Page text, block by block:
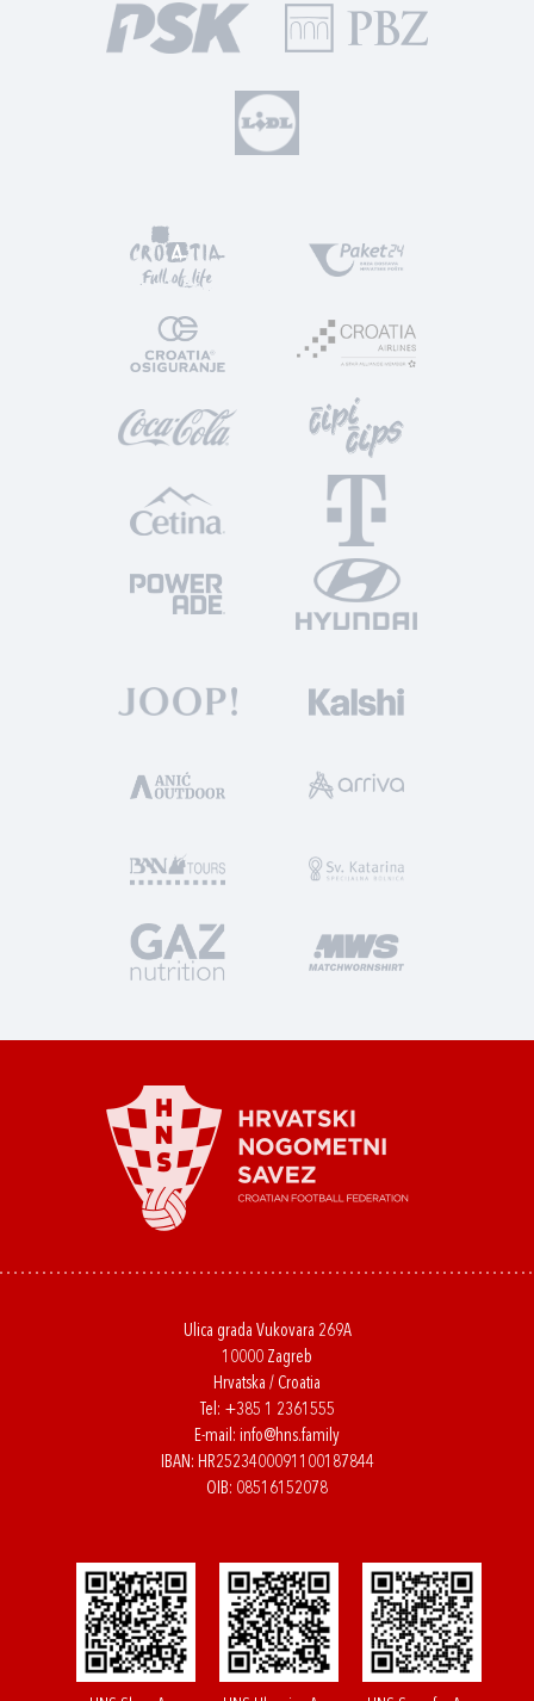
Ulica grada Vukovara 269A
10000 Zagreb
Hrvatska / Croatia
Tel: +385 1 2361555
E-mail: info@hns.family
IBAN: HR2523400091100187844
OIB: 08516152078